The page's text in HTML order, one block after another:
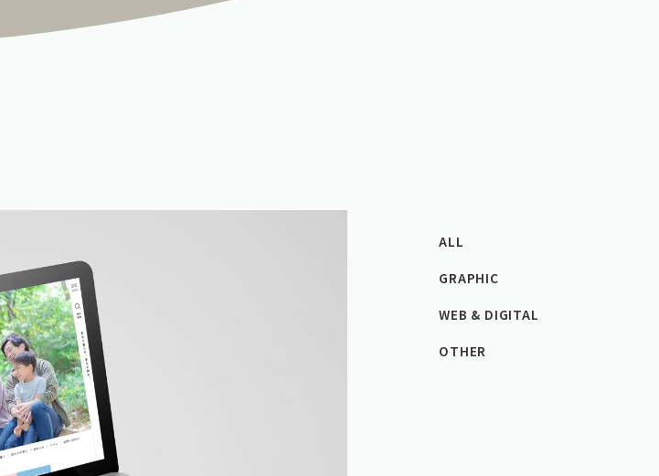
ALL
GRAPHIC
WEB & DIGITAL
OTHER